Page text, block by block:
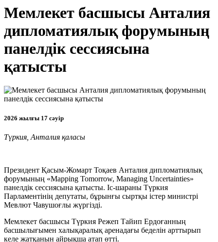
Мемлекет басшысы Анталия
дипломатиялық форумының
панелдік сессиясына
қатысты
2026 жылғы 17 сәуір
Түркия, Анталия қаласы
Президент Қасым-Жомарт Тоқаев Анталия дипломатиялық
форумының «Mapping Tomorrow, Managing Uncertainties»
панелдік сессиясына қатысты. Іс-шараны Түркия
Парламентінің депутаты, бұрынғы сыртқы істер министрі
Мевлют Чавушоғлы жүргізді.
Мемлекет басшысы Түркия Режеп Тайип Ердоғанның
басшылығымен халықаралық аренадағы беделін арттырып
келе жатқанын айрықша атап өтті.